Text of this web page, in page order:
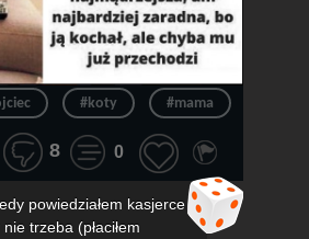
#koty #mama
8 0
powiedziałem kasjerce
trzeba (płaciłem